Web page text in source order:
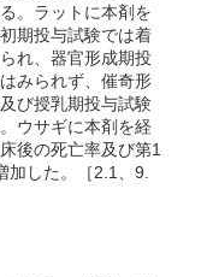
。ラットに本剤を
期投与試験では着
れ 、器官形成期投
みられず、催奇形
び授乳期投与試験
。ウサギに本剤を経
後の死亡率及び第1
加した 。［2.1、9.